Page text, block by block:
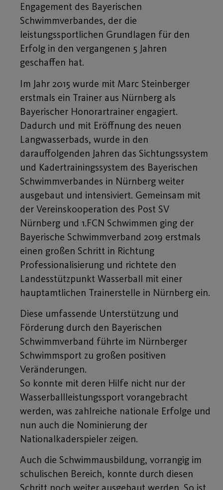
Engagement des Bayerischen
Schwimmverbandes, der die
leistungssportlichen Grundlagen für den
Erfolg in den vergangenen 5 Jahren
geschaffen hat.
Im Jahr 2015 wurde mit Marc Steinberger
erstmals ein Trainer aus Nürnberg als
Bayerischer Honorartrainer engagiert.
Dadurch und mit Eröffnung des neuen
Langwasserbads, wurde in den
darauffolgenden Jahren das Sichtungssystem
und Kadertrainingssystem des Bayerischen
Schwimmverbandes in Nürnberg weiter
ausgebaut und intensiviert. Gemeinsam mit
der Vereinskooperation des Post SV
Nürnberg und 1.FCN Schwimmen ging der
Bayerische Schwimmverband 2019 erstmals
einen großen Schritt in Richtung
Professionalisierung und richtete den
Landesstützpunkt Wasserball mit einer
hauptamtlichen Trainerstelle in Nürnberg ein.
Diese umfassende Unterstützung und
Förderung durch den Bayerischen
Schwimmverband führte im Nürnberger
Schwimmsport zu großen positiven
Veränderungen.
So konnte mit deren Hilfe nicht nur der
Wasserballleistungssport vorangebracht
werden, was zahlreiche nationale Erfolge und
nun auch die Nominierung der
Nationalkaderspieler zeigen.
Auch die Schwimmausbildung, vorrangig im
schulischen Bereich, konnte durch diesen